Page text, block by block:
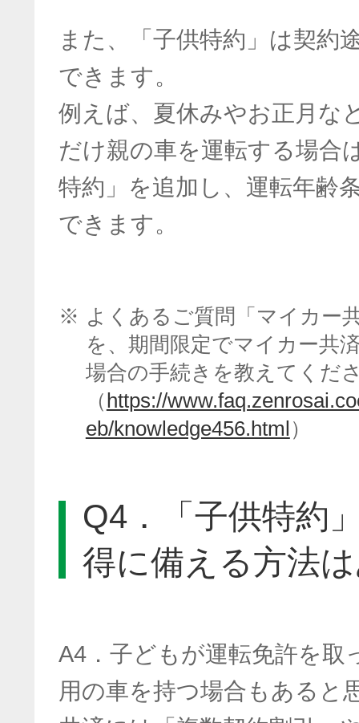
また、「子供特約」は契約
できます。
例えば、夏休みやお正月な
だけ親の車を運転する場合
特約」を追加し、運転年齢
できます。
※ よくあるご質問「マイカー
を、期間限定でマイカー共
場合の手続きを教えてくだ
（https://
eb/knowledge456.html ）
Q4．「子供特約
得に備える方法
A4．子どもが運転免許を取
用の車を持つ場合もあると